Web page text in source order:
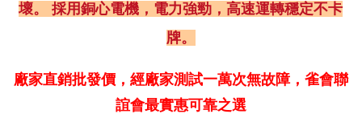
壞。 採用銅心電機，電力強勁，高速運轉穩定不卡
牌。
廠家直銷批發價，經廠家測試一萬次無故障，雀會聯
誼會最實惠可靠之選